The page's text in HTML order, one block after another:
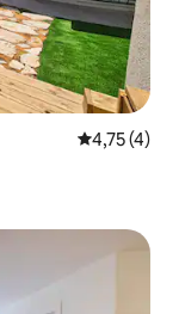
Prosječna
4,75 (4)